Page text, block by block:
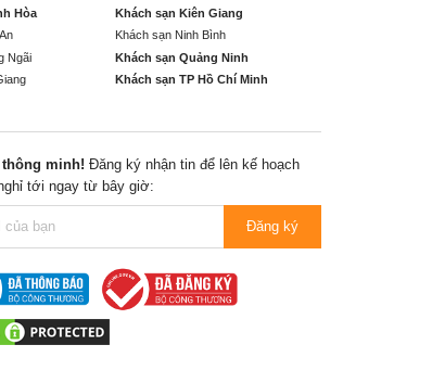
Hòa
Khách sạn Kiên Giang
Khách sạn Ninh Bình
Ngãi
Khách sạn Quảng Ninh
Khách sạn TP Hồ Chí Minh
minh! Đăng ký nhận tin để lên kế hoạch
tới ngay từ bây giờ:
Đăng ký